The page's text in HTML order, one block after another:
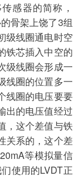
感器的简称，
骨架上饶了3组
级线圈通电时空
铁芯插入中空的
级线圈会形成一
线圈的位置多一
线圈的电压要要
出的电压值经过
，这个差值与铁
关系的，这个差
等模拟量信
使用的LVDT正